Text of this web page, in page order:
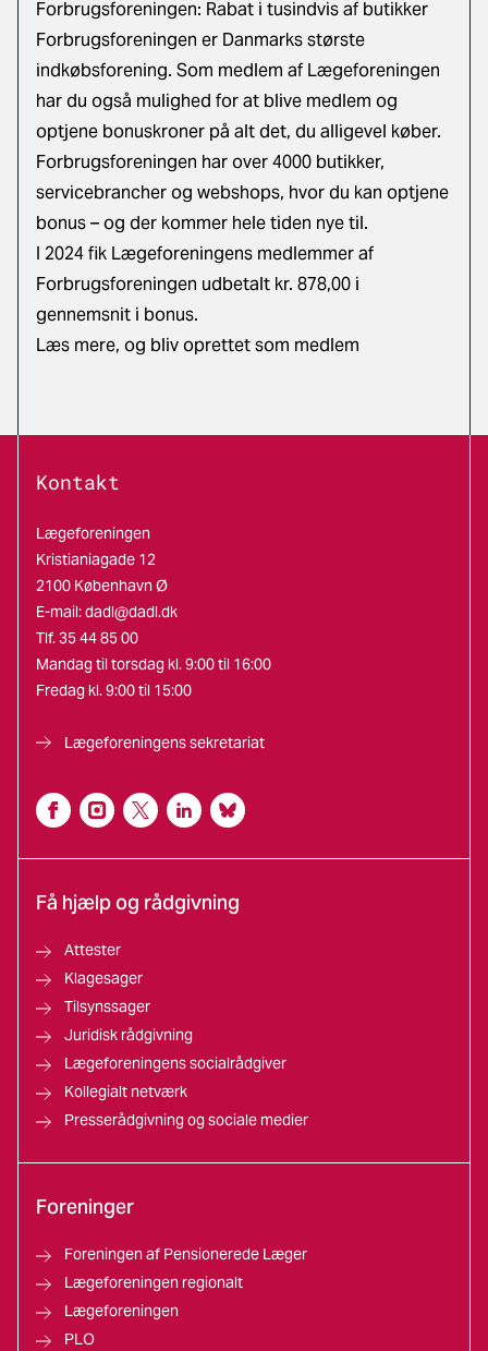
Forbrugsforeningen: Rabat i tusindvis af butikker
Forbrugsforeningen er Danmarks største
indkøbsforening. Som medlem af Lægeforeningen
har du også mulighed for at blive medlem og
optjene bonuskroner på alt det, du alligevel køber.
Forbrugsforeningen har over 4000 butikker,
servicebrancher og webshops, hvor du kan optjene
bonus – og der kommer hele tiden nye til.
I 2024 fik Lægeforeningens medlemmer af
Forbrugsforeningen udbetalt kr. 878,00 i
gennemsnit i bonus.
Læs mere, og bliv oprettet som medlem
Kontakt
Lægeforeningen
Kristianiagade 12
2100 København Ø
E-mail:dadl@dadl.dk
Tlf. 35 44 85 00
Mandag til torsdag kl. 9:00 til 16:00
Fredag kl. 9:00 til 15:00
Lægeforeningens sekretariat
Få hjælp og rådgivning
Attester
Klagesager
Tilsynssager
Juridisk rådgivning
Lægeforeningens socialrådgiver
Kollegialt netværk
Presserådgivning og sociale medier
Foreninger
Foreningen af Pensionerede Læger
Lægeforeningen regionalt
Lægeforeningen
PLO